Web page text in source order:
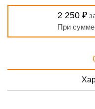
2 250 ₽
При сумме